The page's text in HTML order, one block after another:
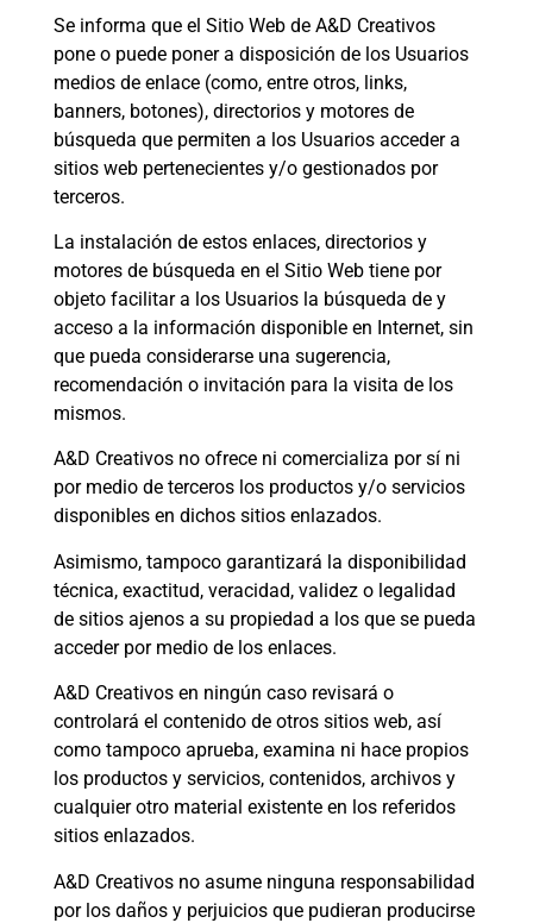
Se informa que el Sitio Web de A&D Creativos
pone o puede poner a disposición de los Usuarios
medios de enlace (como, entre otros, links,
banners, botones), directorios y motores de
búsqueda que permiten a los Usuarios acceder a
sitios web pertenecientes y/o gestionados por
terceros.
La instalación de estos enlaces, directorios y
motores de búsqueda en el Sitio Web tiene por
objeto facilitar a los Usuarios la búsqueda de y
acceso a la información disponible en Internet, sin
que pueda considerarse una sugerencia,
recomendación o invitación para la visita de los
mismos.
A&D Creativos no ofrece ni comercializa por sí ni
por medio de terceros los productos y/o servicios
disponibles en dichos sitios enlazados.
Asimismo, tampoco garantizará la disponibilidad
técnica, exactitud, veracidad, validez o legalidad
de sitios ajenos a su propiedad a los que se pueda
acceder por medio de los enlaces.
A&D Creativos en ningún caso revisará o
controlará el contenido de otros sitios web, así
como tampoco aprueba, examina ni hace propios
los productos y servicios, contenidos, archivos y
cualquier otro material existente en los referidos
sitios enlazados.
A&D Creativos no asume ninguna responsabilidad
por los daños y perjuicios que pudieran producirse